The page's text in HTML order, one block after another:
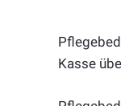
Kasse